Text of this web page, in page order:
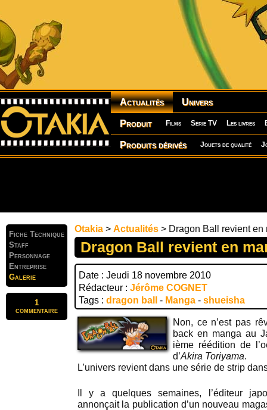
Actualités Univers
Produit Films Série TV Les livres
Produits dérivés Jouets de qualité
Fiche Technique
Staff
Personnage
Entreprise
Galerie
1
commentaire
Otakia > Actualités > Dragon Ball revient en
Dragon Ball revient en
Date : Jeudi 18 novembre 2010
Rédacteur : Jérôme COGNET
Tags : dragon ball - Manga - shueisha
Non, ce n’est pas
back en manga au
ième réédition de
d’Akira Toriyama.
L’univers revient dans une série de strip
Il y a quelques semaines, l’éditeur
annonçait la publication d’un nouveau